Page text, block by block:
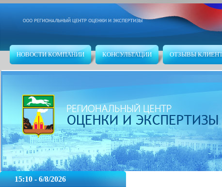
НОВОСТИ КОМПАНИИ КОНСУЛЬТАЦИИ ОТЗЫВЫ
15:10 - 6/8/2026